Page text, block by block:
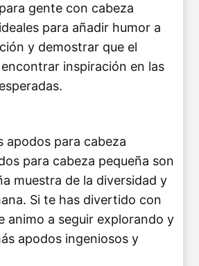
gente con cabeza
para añadir humor a
y demostrar que el
inspiración en las
apodos para cabeza
para cabeza pequeña son
muestra de la diversidad y
Si te has divertido con
animo a seguir explorando y
apodos ingeniosos y